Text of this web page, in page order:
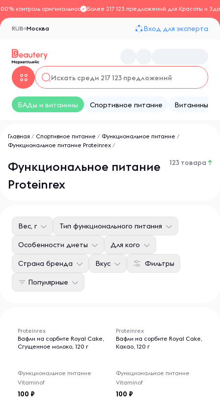
контроль оригинальностиБолее 217 123 предложений для Красоты и
Москва
RUB Вход для эксперта
БАДы и витамины Спортивное питание Витамины
Главная / Спортивное питание / Функциональное питание /
Функциональное питание Proteinrex /
Функциональное питание
Proteinrex
123 товара ↑
Фильтры
Вес, г Тип функционального питания
Особенности диеты Для кого
Страна бренда Вкус
Популярные
Proteinrex
Вафли на сорбите Royal Cake,
Сгущенное молоко, 120 г
Функциональное питание
Vitaminof
100
Proteinrex
Вафли на сорбите Royal Cake,
Какао, 120 г
Функциональное питание
Vitaminof
100